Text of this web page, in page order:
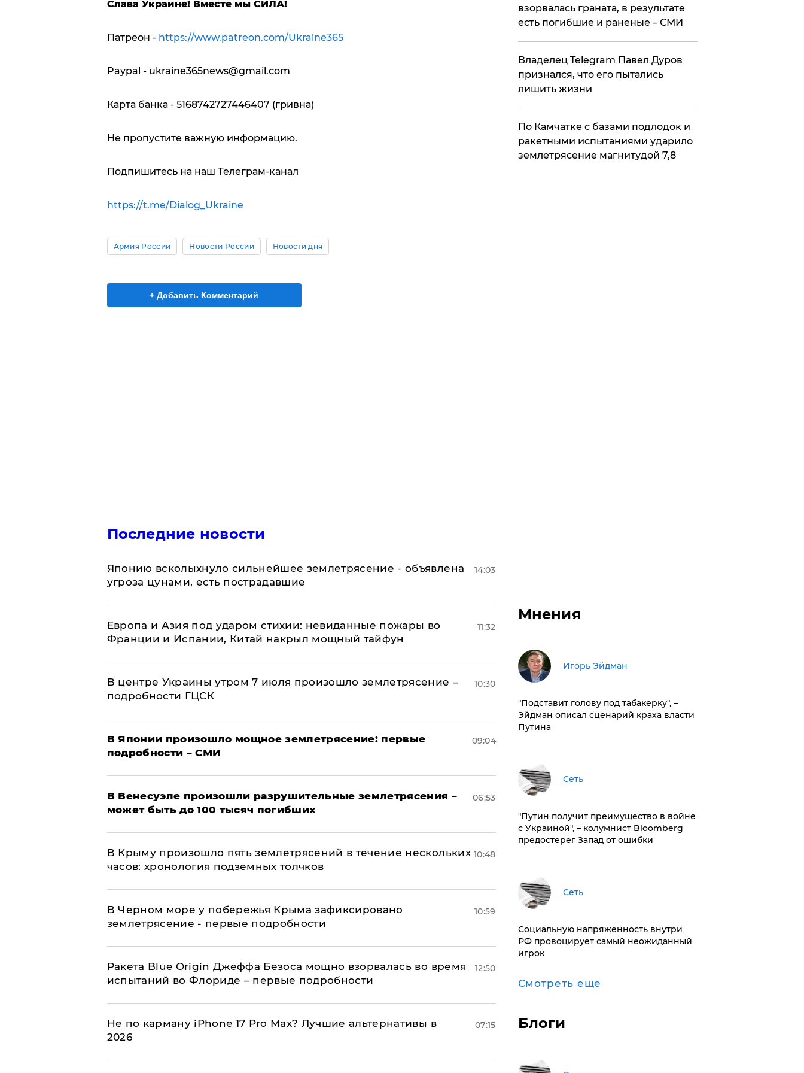
Слава Украине! Вместе мы СИЛА!
Патреон - https://www.patreon.com/Ukraine365
Paypal - ukraine365news@gmail.com
Карта банка - 5168742727446407 (гривна)
Не пропустите важную информацию.
Подпишитесь на наш Телеграм-канал
https://t.me/Dialog_Ukraine
Армия России Новости России Новости дня
+ Добавить Комментарий
Последние новости
Японию всколыхнуло сильнейшее землетрясение - объявлена
угроза цунами, есть пострадавшие
14:03
Европа и Азия под ударом стихии: невиданные пожары во
Франции и Испании, Китай накрыл мощный тайфун
11:32
В центре Украины утром 7 июля произошло землетрясение –
подробности ГЦСК
10:30
В Японии произошло мощное землетрясение: первые
подробности – СМИ
09:04
В Венесуэле произошли разрушительные землетрясения –
может быть до 100 тысяч погибших
06:53
В Крыму произошло пять землетрясений в течение нескольких
часов: хронология подземных толчков
10:48
В Черном море у побережья Крыма зафиксировано
землетрясение - первые подробности
10:59
Ракета Blue Origin Джеффа Безоса мощно взорвалась во время
испытаний во Флориде – первые подробности
12:50
Не по карману iPhone 17 Pro Max? Лучшие альтернативы в
2026
07:15
взорвалась граната, в результате
есть погибшие и раненые – СМИ
Владелец Telegram Павел Дуров
признался, что его пытались
лишить жизни
По Камчатке с базами подлодок и
ракетными испытаниями ударило
землетрясение магнитудой 7,8
Мнения
Игорь Эйдман
​"Подставит голову под табакерку", –
Эйдман описал сценарий краха власти
Путина
Сеть
"Путин получит преимущество в войне
с Украиной", – колумнист Bloomberg
предостерег Запад от ошибки
Сеть
Социальную напряженность внутри
РФ провоцирует самый неожиданный
игрок
Смотреть ещё
Блоги